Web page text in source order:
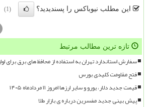
این مطلب نیوباکس را پسندیدید؟ (1)
تازه ترین مطالب مرتبط
سفارش استاندارد تهران به استفاده از محافظ های برق برای
فتح مقاومت کلیدی بورس
قیمت جدید دلار، یورو و سایر ارزها امروز ۱۱ مردادماه ۱۴۰۵
پیش بینی جدید مفسرین درباره ی بازار طلا